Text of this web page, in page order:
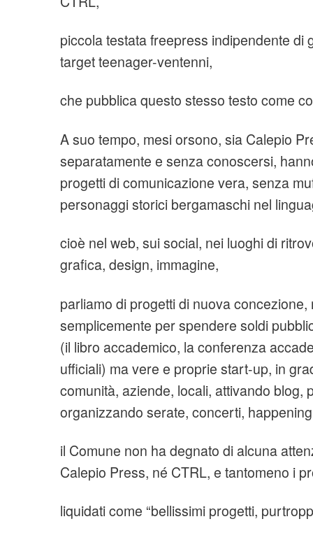
piccola testata freepress indipendente di
target teenager-ventenni,
che pubblica questo stesso testo come
A suo tempo, mesi orsono, sia Calepio
separatamente e senza conoscersi,
progetti di comunicazione vera, senza
personaggi storici bergamaschi nel
cioè nel web, sui social, nei luoghi di
grafica, design, immagine,
parliamo di progetti di nuova concezione,
semplicemente per spendere soldi
(il libro accademico, la conferenza
ufficiali) ma vere e proprie start-up, in
comunità, aziende, locali, attivando blog,
organizzando serate, concerti,
il Comune non ha degnato di alcuna
Calepio Press, né CTRL, e tantomeno i
liquidati come “bellissimi progetti,